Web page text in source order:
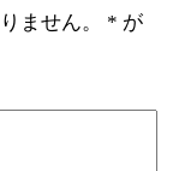
ません。 * が